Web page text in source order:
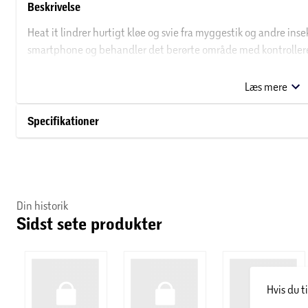
Beskrivelse
Heat it lindrer hurtigt kløe og svie fra myggestik og andre
smartphone og behandler det berørte område med
Læs mere
Specifikationer
Din historik
Sidst sete produkter
Hvis du